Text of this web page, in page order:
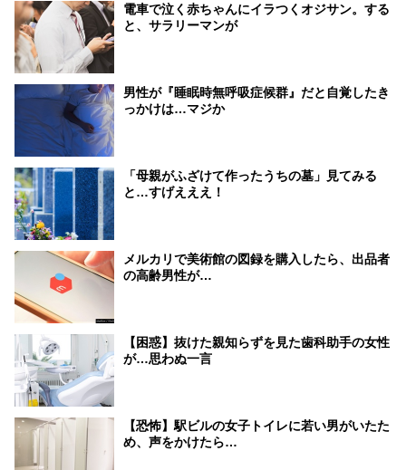
電車で泣く赤ちゃんにイラつくオジサン。する
と、サラリーマンが
男性が『睡眠時無呼吸症候群』だと自覚したき
っかけは…マジか
「母親がふざけて作ったうちの墓」見てみる
と…すげえええ！
メルカリで美術館の図録を購入したら、出品者
の高齢男性が…
【困惑】抜けた親知らずを見た歯科助手の女性
が…思わぬ一言
【恐怖】駅ビルの女子トイレに若い男がいたた
め、声をかけたら…